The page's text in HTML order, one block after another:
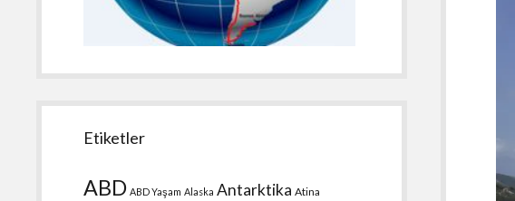
Etiketler
ABD ABD Yaşam Alaska Antarktika Atina